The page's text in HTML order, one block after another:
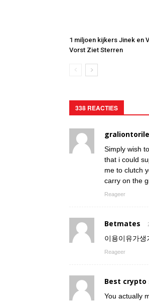
1 miljoen kijkers Jinek en
Vorst Ziet Sterren
338 REACTIES
graliontorile
Simply wish
that i could
me to clutch
carry on the
Reageer
Betmates
이용이유가생
Reageer
Best crypto
You actually